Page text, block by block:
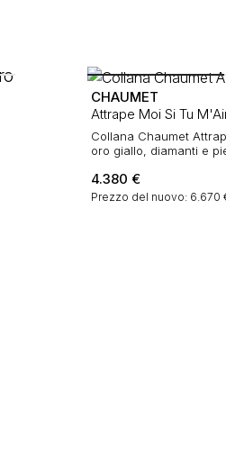
CHAUMET
Attrape Moi Si Tu
Collana Chaumet
oro giallo, diamanti e
4.380 €
Prezzo del nuovo: 6.670